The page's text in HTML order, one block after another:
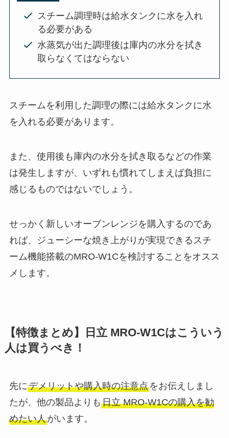
スチーム調理時は給水タンクに水を入れ
る必要がある
水蒸気が出た調理後は庫内の水分を拭き
取らなくてはならない
スチームを利用した調理の際には給水タンクに水
を入れる必要があります。
また、使用後も庫内の水分を拭き取るなどの作業
は発生しますが、いずれも慣れてしまえば負担に
感じるものではないでしょう。
せっかく新しいオーブンレンジを購入するのであ
れば、ジューシーな焼き上がりが実現できるスチ
ーム機能搭載のMRO-W1Cを検討することをオスス
メします。
【特徴まとめ】日立 MRO-W1Cはこういう
人は買うべき！
先にデメリットや購入時の注意点をお伝えしまし
たが、他の製品よりも 日立 MRO-W1Cの購入を勧
めたい人がいます。